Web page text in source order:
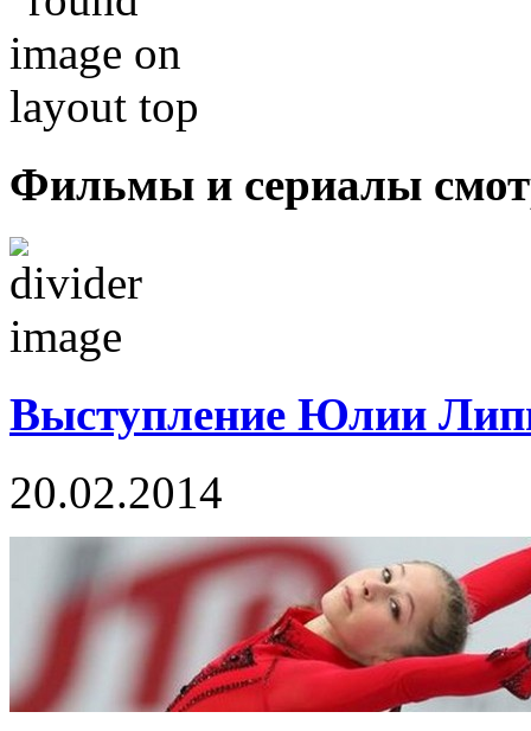
Фильмы и сериалы
Выступление Юлии
20.02.2014